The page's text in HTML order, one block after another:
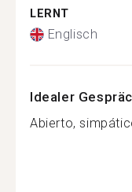
LERNT
Englisch
Idealer
Abierto,